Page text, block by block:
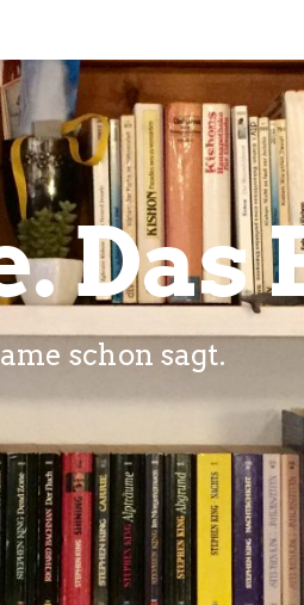
Das
schon sagt.